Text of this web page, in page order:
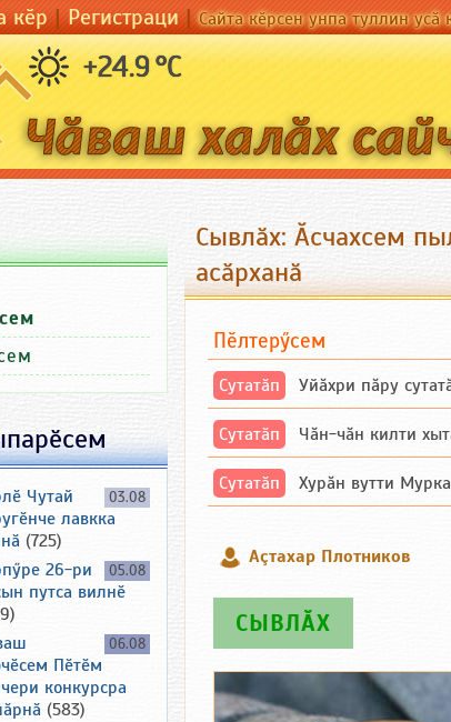
кӗр|Регистраци|Сайта кӗрсен унпа туллин усӑ
+24.9 °C
Сывлӑх: Ӑсчахсем
асӑрханӑ
Пӗлтерӳсем
Сутатӑп Уйăхри пăру
Сутатӑп Чăн-чăн килти
Сутатӑп Хурăн вутти
Аçтахар Плотников
СЫВЛӐХ
03.08
Чутай
лавкка
(725)
05.08
26-ри
путса вилнӗ
06.08
Пӗтӗм
конкурсра
(583)